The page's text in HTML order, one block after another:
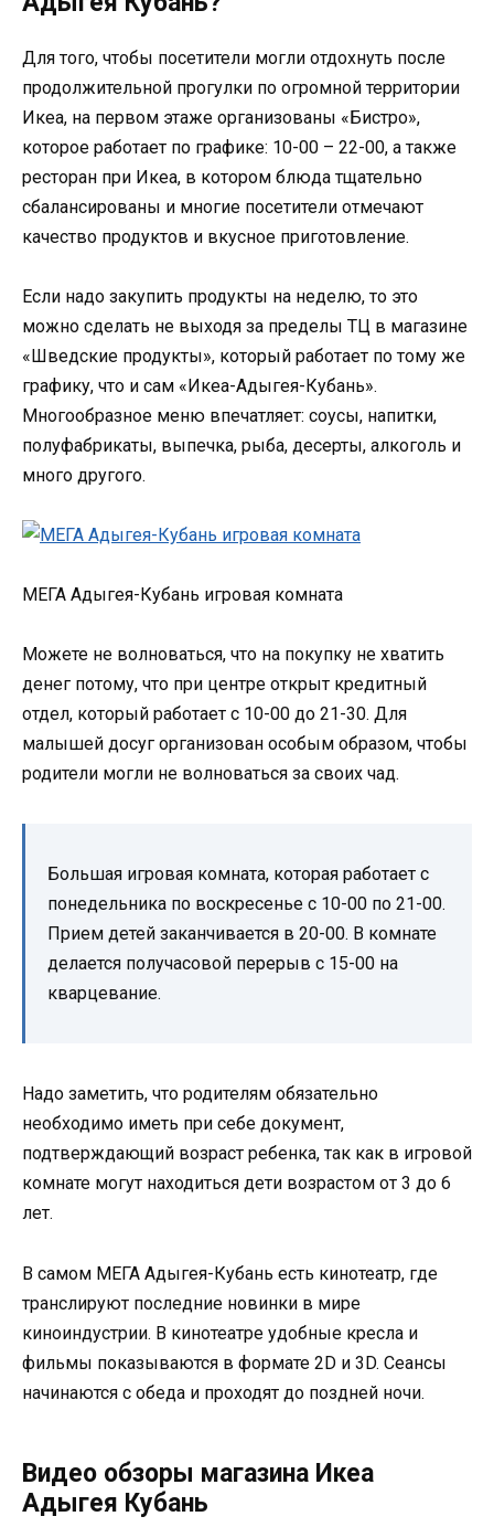
Для того, чтобы посетители могли отдохнуть после
продолжительной прогулки по огромной территории
Икеа, на первом этаже организованы «Бистро»,
которое работает по графике: 10-00 – 22-00, а также
ресторан при Икеа, в котором блюда тщательно
сбалансированы и многие посетители отмечают
качество продуктов и вкусное приготовление.
Если надо закупить продукты на неделю, то это
можно сделать не выходя за пределы ТЦ в магазине
«Шведские продукты», который работает по тому же
графику, что и сам «Икеа-Адыгея-Кубань».
Многообразное меню впечатляет: соусы, напитки,
полуфабрикаты, выпечка, рыба, десерты, алкоголь и
много другого.
МЕГА Адыгея-Кубань игровая комната
Можете не волноваться, что на покупку не хватить
денег потому, что при центре открыт кредитный
отдел, который работает с 10-00 до 21-30. Для
малышей досуг организован особым образом, чтобы
родители могли не волноваться за своих чад.
Большая игровая комната, которая работает с
понедельника по воскресенье с 10-00 по 21-00.
Прием детей заканчивается в 20-00. В комнате
делается получасовой перерыв с 15-00 на
кварцевание.
Надо заметить, что родителям обязательно
необходимо иметь при себе документ,
подтверждающий возраст ребенка, так как в игровой
комнате могут находиться дети возрастом от 3 до 6
лет.
В самом МЕГА Адыгея-Кубань есть кинотеатр, где
транслируют последние новинки в мире
киноиндустрии. В кинотеатре удобные кресла и
фильмы показываются в формате 2D и 3D. Сеансы
начинаются с обеда и проходят до поздней ночи.
Видео обзоры магазина Икеа
Адыгея Кубань